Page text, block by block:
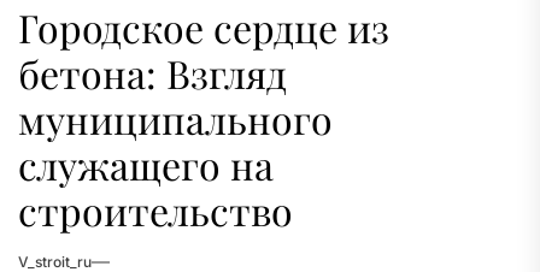
Городское сердце из
бетона: Взгляд
муниципального
служащего на
строительство
V_stroit_ru